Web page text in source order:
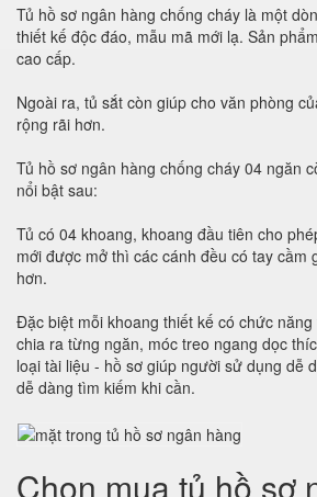
Tủ hồ sơ ngân hàng chống cháy là một
thiết kế độc đáo, mẫu mã mới lạ. Sản
cao cấp.
Ngoài ra, tủ sắt còn giúp cho văn phòng
rộng rãi hơn.
Tủ hồ sơ ngân hàng chống cháy 04 ngăn
nổi bật sau:
Tủ có 04 khoang, khoang đầu tiên cho
mới được mở thì các cánh đều có tay cầm
hơn.
Đặc biệt mỗi khoang thiết kế có chức
chia ra từng ngăn, móc treo ngang dọc
loại tài liệu - hồ sơ giúp người sử dụng dễ
dễ dàng tìm kiếm khi cần.
Chọn mua tủ hồ sơ